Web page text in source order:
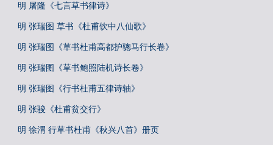
明 屠隆《七言草书律诗》
明 张瑞图 草书《杜甫饮中八仙歌》
明 张瑞图《草书杜甫高都护骢马行长卷》
明 张瑞图《草书鲍照陆机诗长卷》
明 张瑞图《行书杜甫五律诗轴》
明 张骏《杜甫贫交行》
明 徐渭 行草书杜甫《秋兴八首》册页